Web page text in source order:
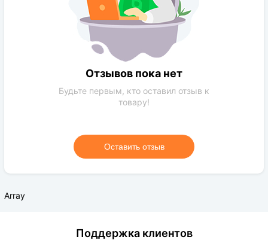
Отзывов пока нет
Будьте первым, кто оставил отзыв к
товару!
Оставить отзыв
Array
Поддержка клиентов